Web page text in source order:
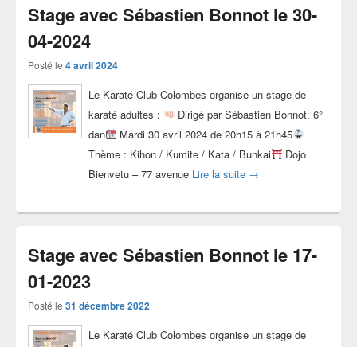
Stage avec Sébastien Bonnot le 30-
04-2024
Posté le 4 avril 2024
Le Karaté Club Colombes organise un stage de
karaté adultes :
Dirigé par Sébastien Bonnot, 6°
dan
Mardi 30 avril 2024 de 20h15 à 21h45
Thème : Kihon / Kumite / Kata / Bunkai
Dojo
Bienvetu – 77 avenue Lire la suite Stage avec Sébastien
→
Stage avec Sébastien Bonnot le 17-
01-2023
Posté le 31 décembre 2022
Le Karaté Club Colombes organise un stage de